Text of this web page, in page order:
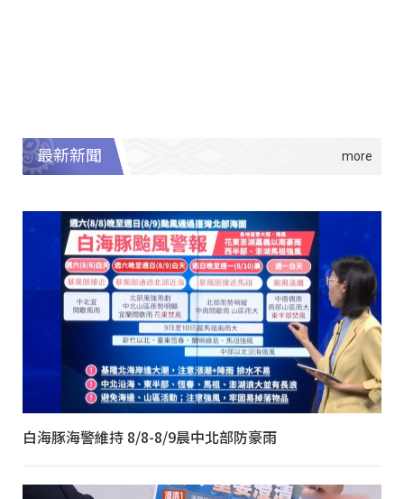
最新新聞
白海豚海警維持 8/8-8/9晨中北部防豪雨